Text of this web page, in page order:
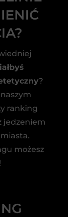
?
ranking
jedzeniem
możesz